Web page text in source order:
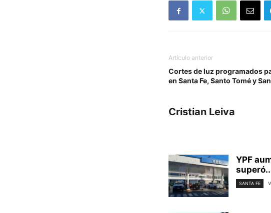
Artículo anterior
Cortes de luz programados
en Santa Fe, Santo Tomé y
Cristian Leiva
YPF
SANTA FE